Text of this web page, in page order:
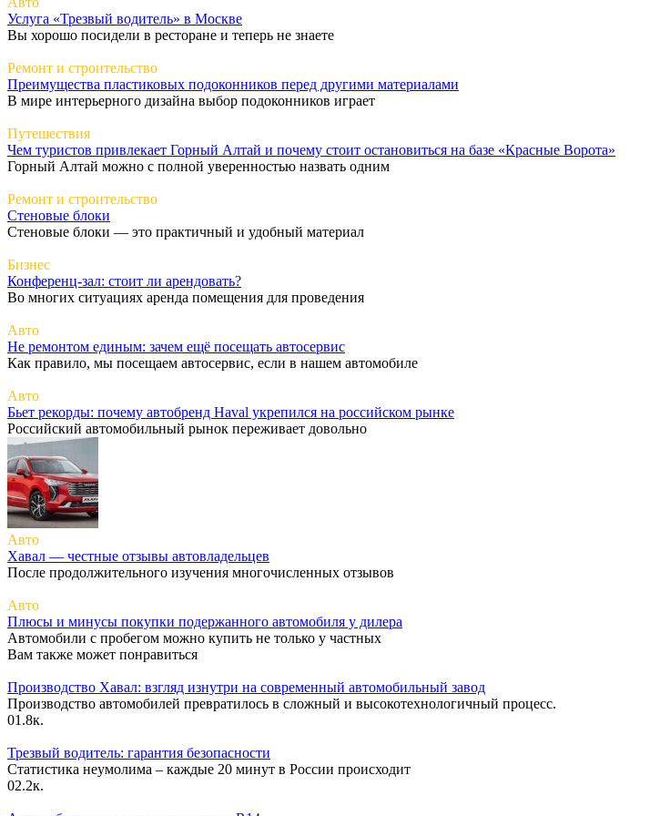
Услуга «Трезвый водитель» в Москве
Вы хорошо посидели в ресторане и теперь не знаете
Ремонт и строительство
Преимущества пластиковых подоконников перед другими материалами
В мире интерьерного дизайна выбор подоконников играет
Путешествия
Чем туристов привлекает Горный Алтай и почему стоит остановиться на базе «Красные Ворота»
Горный Алтай можно с полной уверенностью назвать одним
Ремонт и строительство
Стеновые блоки
Стеновые блоки — это практичный и удобный материал
Бизнес
Конференц-зал: стоит ли арендовать?
Во многих ситуациях аренда помещения для проведения
Авто
Не ремонтом единым: зачем ещё посещать автосервис
Как правило, мы посещаем автосервис, если в нашем автомобиле
Авто
Бьет рекорды: почему автобренд Haval укрепился на российском рынке
Российский автомобильный рынок переживает довольно
Авто
Хавал — честные отзывы автовладельцев
После продолжительного изучения многочисленных отзывов
Авто
Плюсы и минусы покупки подержанного автомобиля у дилера
Автомобили с пробегом можно купить не только у частных
Вам также может понравиться
Производство Хавал: взгляд изнутри на современный автомобильный завод
Производство автомобилей превратилось в сложный и высокотехнологичный процесс.
01.8к.
Трезвый водитель: гарантия безопасности
Статистика неумолима – каждые 20 минут в России происходит
02.2к.